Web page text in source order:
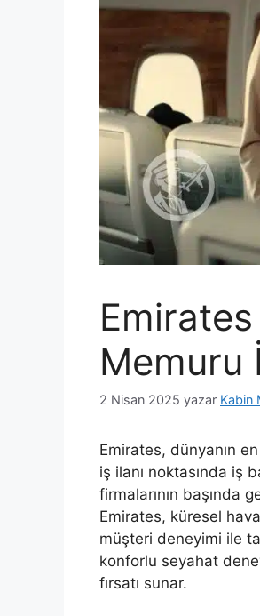
Memuru
2 Nisan 2025 yazar Kabin
Emirates, dünyanın
iş ilanı noktasında iş
firmalarının başında
Emirates, küresel
müşteri deneyimi ile
konforlu seyahat
fırsatı sunar.